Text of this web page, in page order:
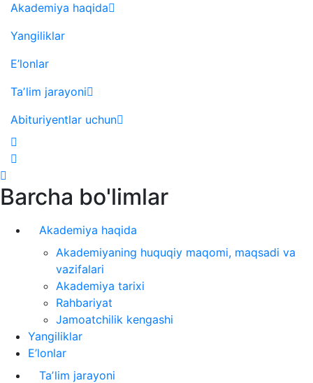
Akademiya haqida
Yangiliklar
E’lonlar
Taʼlim jarayoni
Abituriyentlar uchun
Barcha bo'limlar
Akademiya haqida
Akademiyaning huquqiy maqomi, maqsadi va
vazifalari
Akademiya tarixi
Rahbariyat
Jamoatchilik kengashi
Yangiliklar
E’lonlar
Taʼlim jarayoni